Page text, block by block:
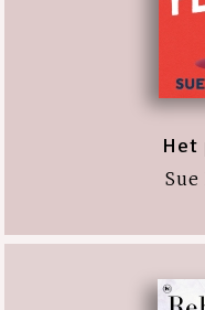
Het